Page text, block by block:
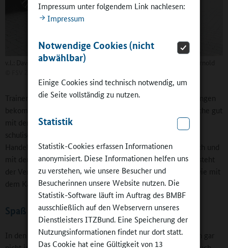
Impressum unter folgendem Link nachlesen:
Impressum
Notwendige Cookies (nicht
abwählbar)
Einige Cookies sind technisch notwendig, um
die Seite vollständig zu nutzen.
Statistik
Statistik-Cookies erfassen Informationen
anonymisiert. Diese Informationen helfen uns
zu verstehen, wie unsere Besucher und
Besucherinnen unsere Website nutzen. Die
Statistik-Software läuft im Auftrag des BMBF
ausschließlich auf den Webservern unseres
Dienstleisters ITZBund. Eine Speicherung der
Nutzungsinformationen findet nur dort statt.
Das Cookie hat eine Gültigkeit von 13
v.l.: David Wagner, Joe Enochs, Lars Hopp, Markus Seiler, Mathias Arnold
Trainer Markus Seiler ergänzt: „Hier ist alles familiär. Die Jungen
bekommen die Chance, sich zu entwickeln und das Schulische gut
mit dem Sportlichen zu verbinden.“ Das soll nicht auf den
schulischen Bereich beschränkt bleiben. Mit der HANSA
Handelsschule, einer Fachoberschule, im Ausbildungsbereich und
mit der Westsächsischen Hochschule Zwickau im Studium steht
der Verein in Verhandlungen, um ähnliche Kooperationen wie mit
dem Käthe-Kollwitz-Gymnasium zu realisieren.
Spaß an der Bewegung vermitteln
In den drei Grundschulen steht der Fußball erst einmal noch gar